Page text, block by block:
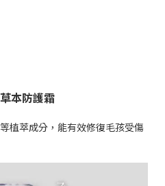
本防護霜
植萃成分，能有效修復毛孩受傷